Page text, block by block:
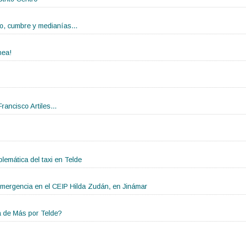
cumbre y medianías...
Artiles...
del taxi en Telde
en el CEIP Hilda Zudán, en Jinámar
Más por Telde?